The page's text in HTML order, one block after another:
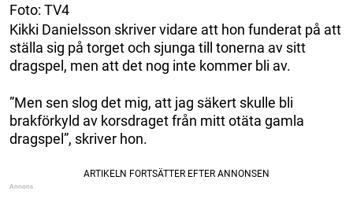
Foto: TV4
Kikki Danielsson skriver vidare att hon funderat på att
ställa sig på torget och sjunga till tonerna av sitt
dragspel, men att det nog inte kommer bli av.
”Men sen slog det mig, att jag säkert skulle bli
brakförkyld av korsdraget från mitt otäta gamla
dragspel”, skriver hon.